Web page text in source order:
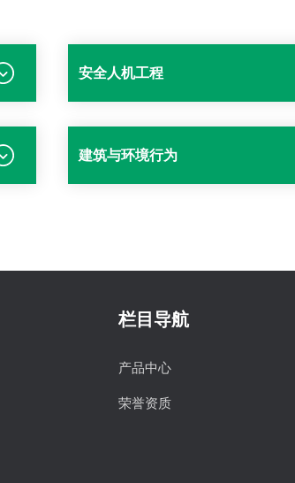
安全人机工程
建筑与环境行为
栏目导航
产品中心
荣誉资质